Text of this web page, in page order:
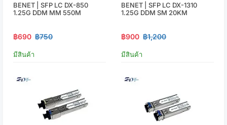
BENET | SFP LC DX-850
1.25G DDM MM 550M
฿690 ฿750
มีสินค้า
BENET | SFP LC DX-1310
1.25G DDM SM 20KM
฿900 ฿1,200
มีสินค้า